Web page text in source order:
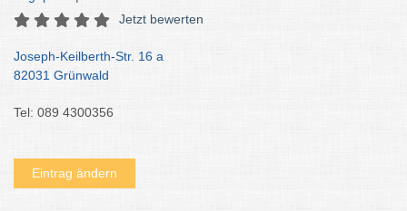
Jetzt bewerten
Joseph-Keilberth-Str. 16 a
82031 Grünwald
Tel: 089 4300356
Eintrag ändern